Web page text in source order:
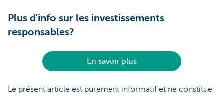
Plus d'info sur les investissements
responsables?
En savoir plus
Le présent article est purement informatif et ne constitue